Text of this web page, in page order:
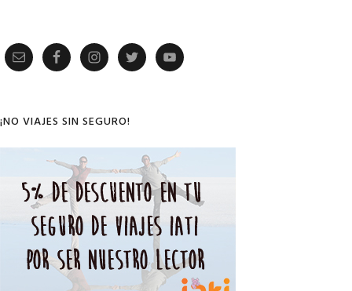
Primary
¡NO VIAJES SIN SEGURO!